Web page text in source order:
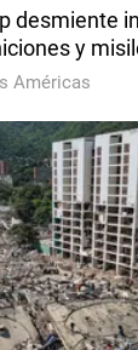
desmiente
y
Américas